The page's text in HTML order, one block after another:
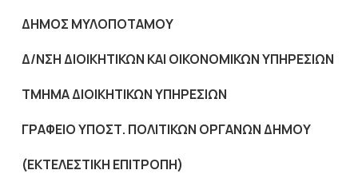
ΔΗΜΟΣ ΜΥΛΟΠΟΤΑΜΟΥ
Δ/ΝΣΗ ΔΙΟΙΚΗΤΙΚΩΝ ΚΑΙ ΟΙΚΟΝΟΜΙΚΩΝ ΥΠΗΡΕΣΙΩΝ
ΤΜΗΜΑ ΔΙΟΙΚΗΤΙΚΩΝ ΥΠΗΡΕΣΙΩΝ
ΓΡΑΦΕΙΟ ΥΠΟΣΤ. ΠΟΛΙΤΙΚΩΝ ΟΡΓΑΝΩΝ ΔΗΜΟΥ
(ΕΚΤΕΛΕΣΤΙΚΗ ΕΠΙΤΡΟΠΗ)